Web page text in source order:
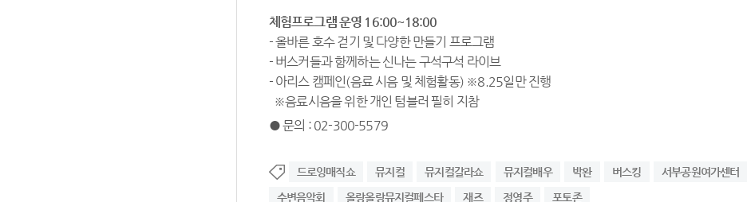
체험프로그램 운영 16:00~18:00
- 올바른 호수 걷기 및 다양한 만들기 프로그램
- 버스커들과 함께하는 신나는 구석구석 라이브
- 아리스 캠페인(음료 시음 및 체험활동) ※8.25일만 진행
※음료시음을 위한 개인 텀블러 필히 지참
● 문의 : 02-300-5579
드로잉매직쇼 뮤지컬 뮤지컬갈라쇼 뮤지컬배우 박완 버스킹 서부공원여가센터
수변음악회
올랑올랑뮤지컬페스타 재즈 정영주 포토존